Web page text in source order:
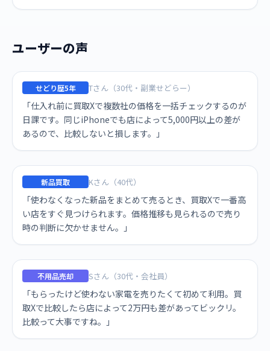
ユーザーの声
せどり歴5年 Tさん（30代・副業せどらー）
「仕入れ前に買取Xで複数社の価格を一括チェックするのが
日課です。同じiPhoneでも店によって5,000円以上の差が
あるので、比較しないと損します。」
新品買取 Kさん（40代）
「使わなくなった新品をまとめて売るとき、買取Xで一番高
い店をすぐ見つけられます。価格推移も見られるので売り
時の判断に欠かせません。」
不用品売却 Sさん（30代・会社員）
「もらったけど使わない家電を売りたくて初めて利用。買
取Xで比較したら店によって2万円も差があってビックリ。
比較って大事ですね。」